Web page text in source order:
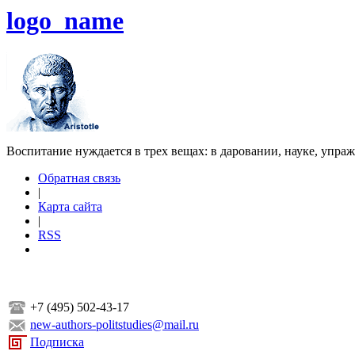
logo_name
Воспитание нуждается в трех вещах: в даровании, науке,
Обратная связь
|
Карта сайта
|
RSS
+7 (495) 502-43-17
new-authors-politstudies@mail.ru
Подписка